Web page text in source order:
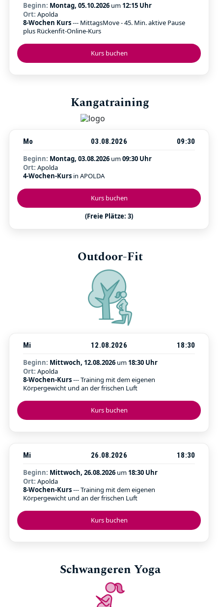
Kurs buchen
Beginn: Montag, 05.10.2026 um 12:15 Uhr
Ort: Apolda
8-Wochen Kurs--- MittagsMove - 45. Min. aktive Pause
plus Rückenfit-Online-Kurs
Kangatraining
Kurs buchen
(Freie Plätze: 3)
Mo 03.08.2026
09:30
Beginn: Montag, 03.08.2026 um09:30 Uhr
Ort: Apolda
4-Wochen-Kurs in APOLDA
Outdoor-Fit
Kurs buchen
Mi 12.08.2026
18:30
Beginn: Mittwoch, 12.08.2026 um 18:30 Uhr
Ort: Apolda
8-Wochen-Kurs--- Training mit dem eigenen
Körpergewicht und an der frischen Luft
Kurs buchen
Mi 26.08.2026
18:30
Beginn: Mittwoch, 26.08.2026 um 18:30 Uhr
Ort: Apolda
8-Wochen-Kurs--- Training mit dem eigenen
Körpergewicht und an der frischen Luft
Schwangeren Yoga